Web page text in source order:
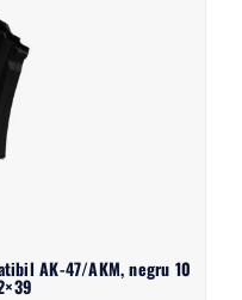
AK-47/AKM, negru 10